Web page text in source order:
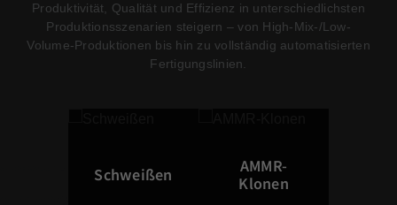
Produktivität, Qualität und Effizienz in unterschiedlichsten
Produktionsszenarien steigern – von High-Mix-/Low-
Volume-Produktionen bis hin zu vollständig automatisierten
Fertigungslinien.
Schweißen
AMMR-
Klonen